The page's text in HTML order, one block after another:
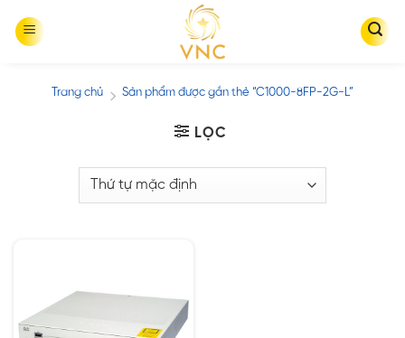
Trang chủ / Sản phẩm được gắn thẻ “C1000-8FP-2G-L”
LỌC